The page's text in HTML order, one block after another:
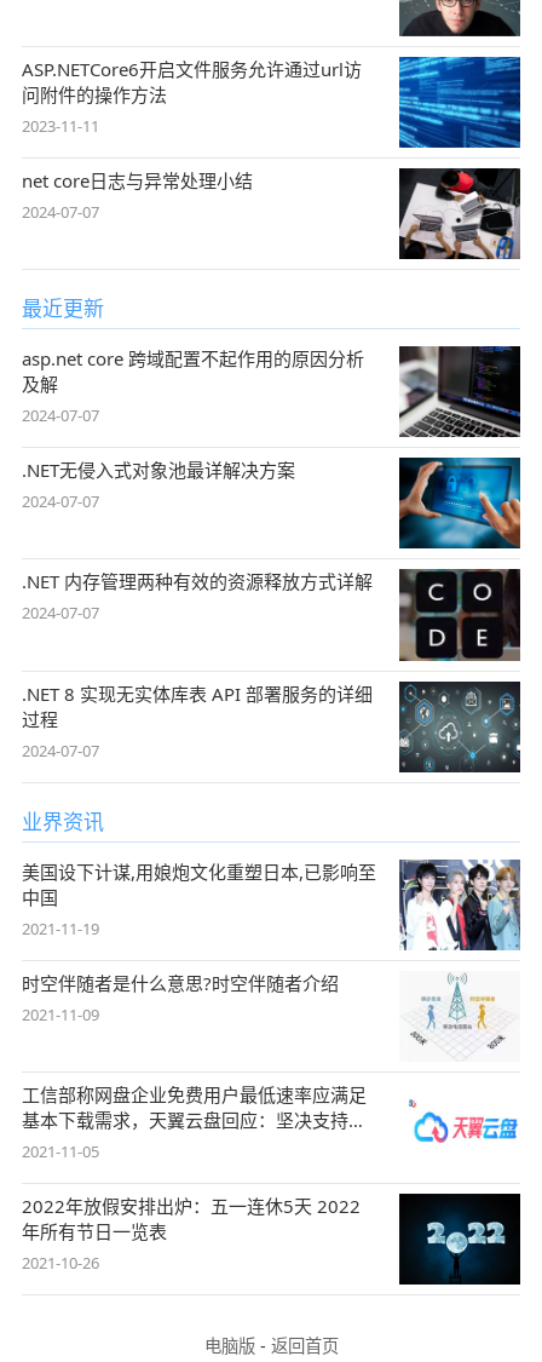
ASP.NETCore6开启文件服务允许通过url访
问附件的操作方法
2023-11-11
net core日志与异常处理小结
2024-07-07
最近更新
asp.net core 跨域配置不起作用的原因分析
及解
2024-07-07
.NET无侵入式对象池最详解决方案
2024-07-07
.NET 内存管理两种有效的资源释放方式详解
2024-07-07
.NET 8 实现无实体库表 API 部署服务的详细
过程
2024-07-07
业界资讯
美国设下计谋,用娘炮文化重塑日本,已影响至
中国
2021-11-19
时空伴随者是什么意思?时空伴随者介绍
2021-11-09
工信部称网盘企业免费用户最低速率应满足
基本下载需求，天翼云盘回应：坚决支持，
始终
2021-11-05
2022年放假安排出炉：五一连休5天 2022
年所有节日一览表
2021-10-26
电脑版- 返回首页